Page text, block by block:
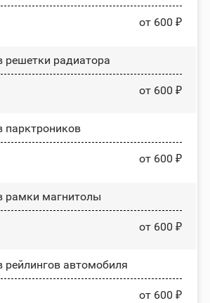
от 600 ₽
решетки радиатора
от 600 ₽
парктроников
от 600 ₽
рамки магнитолы
от 600 ₽
рейлингов автомобиля
от 600 ₽